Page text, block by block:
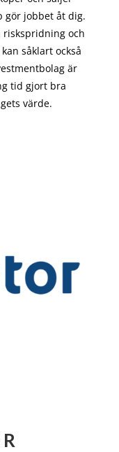
görjobbet åt dig.
riskspridning och
såklart också
är
tid gjort bra
värde.